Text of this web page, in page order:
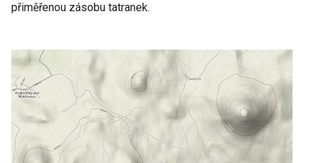
přiměřenou zásobu tatranek.